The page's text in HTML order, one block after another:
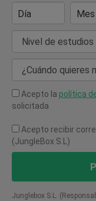
Día
Mes
Nivel de estudios
¿Cuándo quieres
Acepto la política
solicitada
Acepto recibir
(JungleBox S.L)
Junglebox S.L.